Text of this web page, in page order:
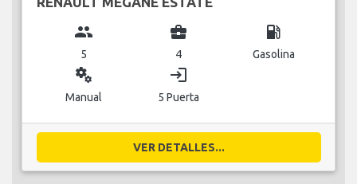
group
5
business_center
4
local_gas_station
Gasolina
miscellaneous_services
Manual
login
5 Puerta
VER DETALLES...